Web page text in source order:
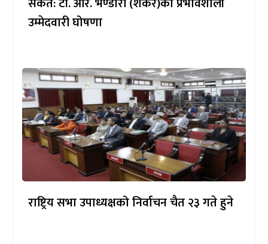
उम्मेदवारी घोषणा
राष्ट्रिय सभा उपाध्यक्षको निर्वाचन चैत २३ गते हुने